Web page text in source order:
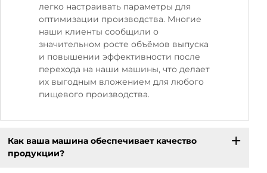
легко настраивать параметры для
оптимизации производства. Многие
наши клиенты сообщили о
значительном росте объёмов выпуска
и повышении эффективности после
перехода на наши машины, что делает
их выгодным вложением для любого
пищевого производства.
Как ваша машина обеспечивает качество
продукции?